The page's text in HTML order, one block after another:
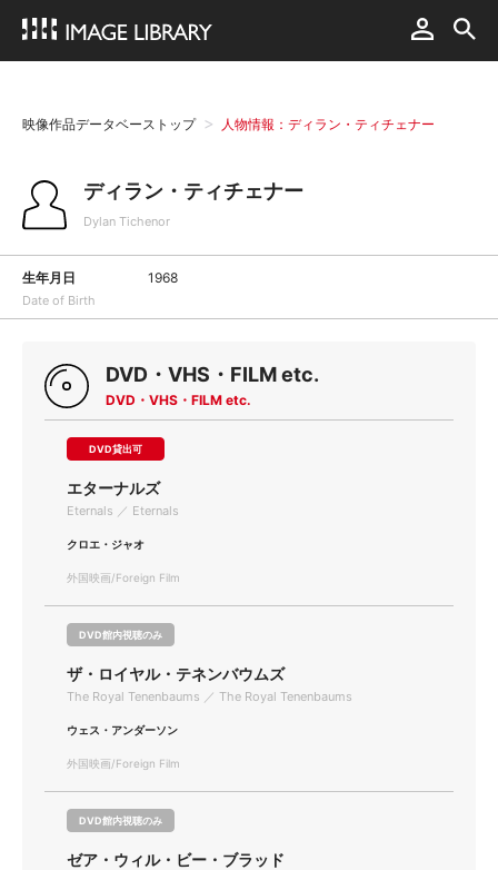
映像作品データベーストップ 人物情報：ディラン・ティチェナー
ディラン・ティチェナー
Dylan Tichenor
生年月日
Date of Birth
1968
DVD・VHS・FILM etc.
DVD・VHS・FILM etc.
DVD貸出可
エターナルズ
Eternals ／ Eternals
クロエ・ジャオ
外国映画/Foreign Film
DVD館内視聴のみ
ザ・ロイヤル・テネンバウムズ
The Royal Tenenbaums ／ The Royal Tenenbaums
ウェス・アンダーソン
外国映画/Foreign Film
DVD館内視聴のみ
ゼア・ウィル・ビー・ブラッド